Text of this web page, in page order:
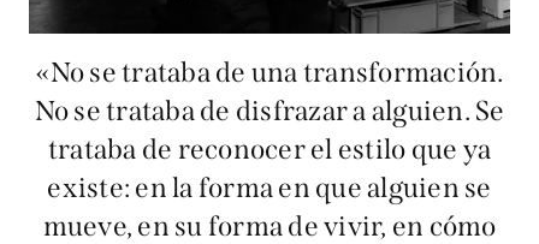
«No se trataba de una transformación.
No se trataba de disfrazar a alguien. Se
trataba de reconocer el estilo que ya
existe: en la forma en que alguien se
mueve, en su forma de vivir, en cómo